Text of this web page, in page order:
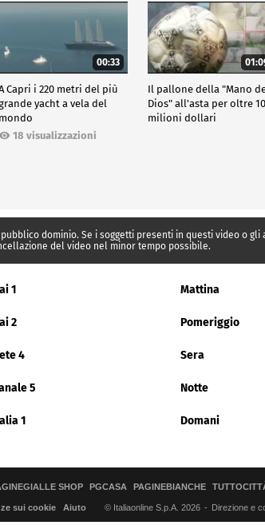
00:33
Capri i 220 metri del più
yacht a vela del
mondo
18 visualizzazioni
Il pallone della "Mano
Dios" all'asta per oltre 10
milioni dollari
dominio. Se i soggetti presenti in questi video o
del video nel minor tempo possibile.
1 Mattina
2 Pomeriggio
4 Sera
5 Notte
1 Domani
SHOP PGCASA PAGINEBIANCHE
sui cookie Aiuto © Italiaonline S.p.A. 2026 Direzione e